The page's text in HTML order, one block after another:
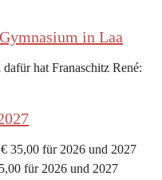
in Laa
hat Franaschitz René:
35,00 für 2026 und 2027
für 2026 und 2027